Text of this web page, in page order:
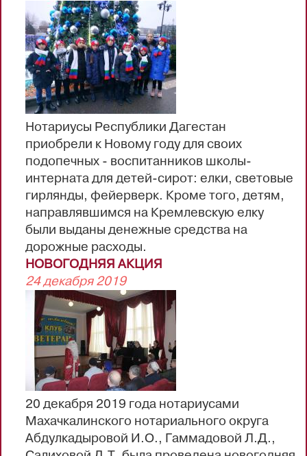
номенклатуры дел «Примечание»
проставляются отметки о переходящих
делах, о неначатых делах и т.д. (п.51 ПНД)
2) описи дел постоянного, временного
хранения (...
Нотариусы Республики Дагестан
приобрели к Новому году для своих
подопечных - воспитанников школы-
интерната для детей-сирот: елки, световые
гирлянды, фейерверк. Кроме того, детям,
направлявшимся на Кремлевскую елку
были выданы денежные средства на
дорожные расходы.
НОВОГОДНЯЯ АКЦИЯ
24 декабря 2019
20 декабря 2019 года нотариусами
Махачкалинского нотариального округа
Абдулкадыровой И.О., Гаммадовой Л.Д.,